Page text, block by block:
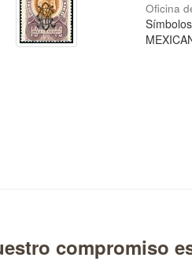
Oficina
compromiso